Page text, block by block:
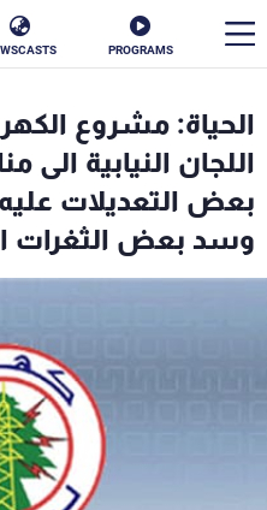
PROGRAMS
الحياة: مشروع
اللجان النيابية
بعض التعديلات
وسد بعض الثغرات
الأخبار
سياسة
إقتصاد